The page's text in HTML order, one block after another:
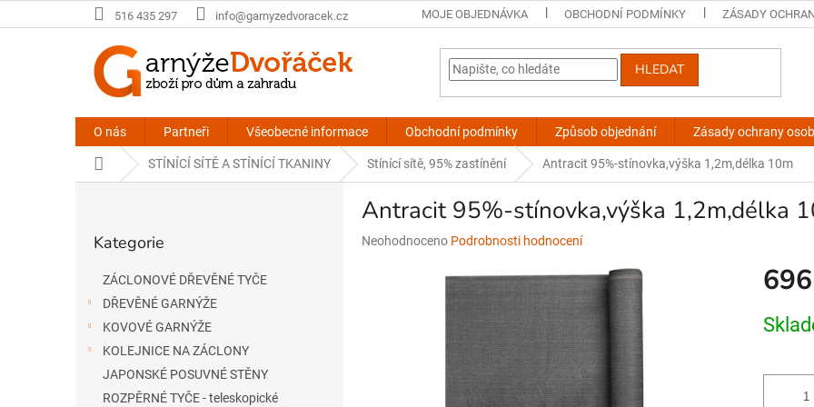
na
516 435 297 info@garnyzedvoracek.cz MOJE OBJEDNÁVKA OBCHODNÍ PODMÍNKY ZÁSADY
HLEDAT
O nás Partneři Všeobecné informace Obchodní podmínky Způsob objednání Zásady ochrany
Domů STÍNÍCÍ SÍTĚ A STÍNÍCÍ TKANINY Stínící sítě, 95% zastínění Antracit 95%-stínovka,výška 1,2m,délka 10m
kategorie
Kategorie
ZÁCLONOVÉ DŘEVĚNÉ TYČE
DŘEVĚNÉ GARNÝŽE
KOVOVÉ GARNÝŽE
KOLEJNICE NA ZÁCLONY
JAPONSKÉ POSUVNÉ STĚNY
ROZPĚRNÉ TYČE - teleskopické
Antracit 95%-stínovka,výška 1,2m,délka
Průměrné
Neohodnoceno Podrobnosti hodnocení
cena: